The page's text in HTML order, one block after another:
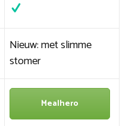
Nieuw: met slimme
stomer
Mealhero